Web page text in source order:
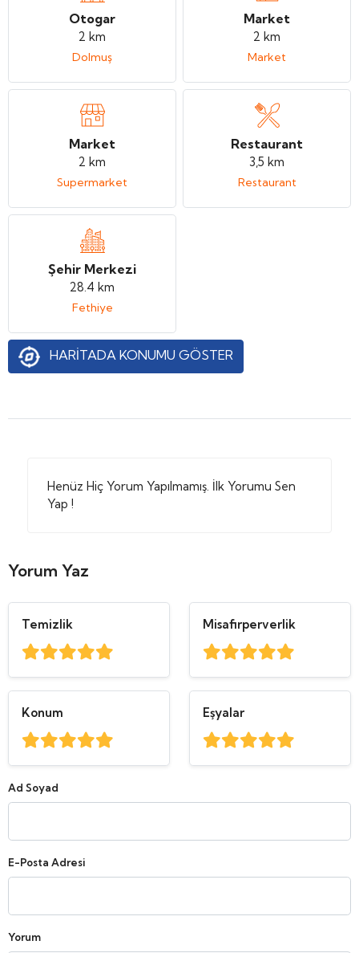
Otogar
2 km
Dolmuş
Market
2 km
Market
Market
2 km
Supermarket
Restaurant
3,5 km
Restaurant
Şehir Merkezi
28.4 km
Fethiye
HARİTADA KONUMU GÖSTER
Henüz Hiç Yorum Yapılmamış. İlk Yorumu Sen
Yap !
Yorum Yaz
Temizlik Misafirperverlik
Konum Eşyalar
Ad Soyad
E-Posta Adresi
Yorum